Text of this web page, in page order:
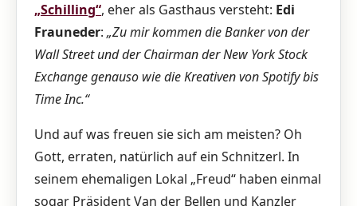
„Schilling“, eher als Gasthaus versteht: Edi
Frauneder: „Zu mir kommen die Banker von der
Wall Street und der Chairman der New York Stock
Exchange genauso wie die Kreativen von Spotify bis
Time Inc.“
Und auf was freuen sie sich am meisten? Oh
Gott, erraten, natürlich auf ein Schnitzerl. In
seinem ehemaligen Lokal „Freud“ haben einmal
sogar Präsident Van der Bellen und Kanzler